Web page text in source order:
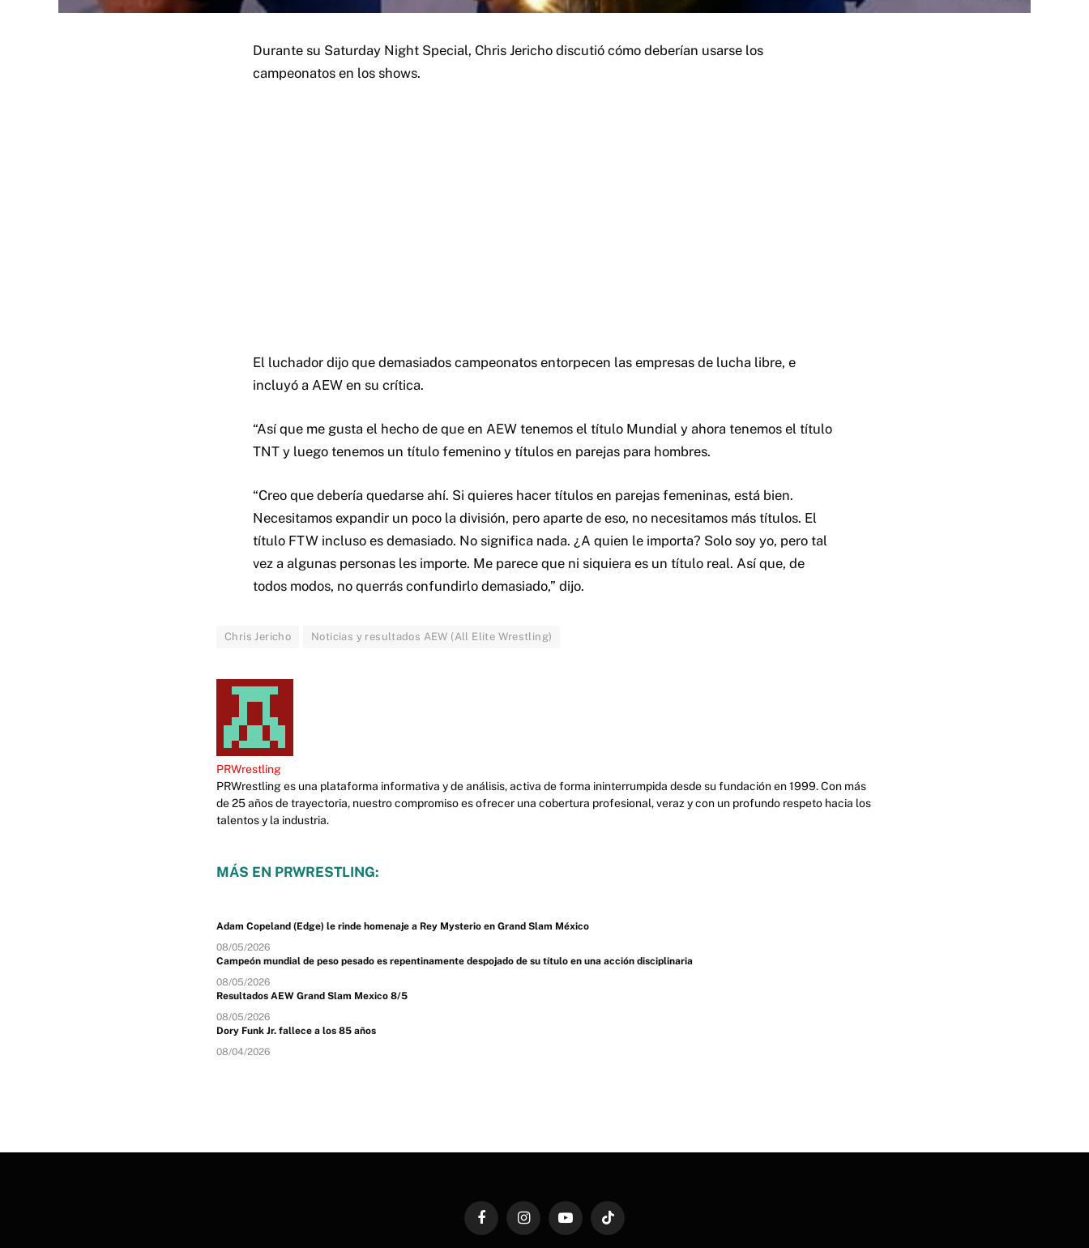
Durante su Saturday Night Special, Chris Jericho discutió cómo deberían usarse los
campeonatos en los shows.
El luchador dijo que demasiados campeonatos entorpecen las empresas de lucha libre, e
incluyó a AEW en su crítica.
“Así que me gusta el hecho de que en AEW tenemos el título Mundial y ahora tenemos el título
TNT y luego tenemos un título femenino y títulos en parejas para hombres.
“Creo que debería quedarse ahí. Si quieres hacer títulos en parejas femeninas, está bien.
Necesitamos expandir un poco la división, pero aparte de eso, no necesitamos más títulos. El
título FTW incluso es demasiado. No significa nada. ¿A quien le importa? Solo soy yo, pero tal
vez a algunas personas les importe. Me parece que ni siquiera es un título real. Así que, de
todos modos, no querrás confundirlo demasiado,” dijo.
Chris Jericho Noticias y resultados AEW (All Elite Wrestling)
PRWrestling
PRWrestling es una plataforma informativa y de análisis, activa de forma ininterrumpida desde su fundación en 1999. Con más
de 25 años de trayectoria, nuestro compromiso es ofrecer una cobertura profesional, veraz y con un profundo respeto hacia los
talentos y la industria.
MÁS EN PRWRESTLING:
Adam Copeland (Edge) le rinde homenaje a Rey Mysterio en Grand Slam México
08/05/2026
Campeón mundial de peso pesado es repentinamente despojado de su título en una acción disciplinaria
08/05/2026
Resultados AEW Grand Slam Mexico 8/5
08/05/2026
Dory Funk Jr. fallece a los 85 años
08/04/2026
FacebookInstagramYouTubeTikTok